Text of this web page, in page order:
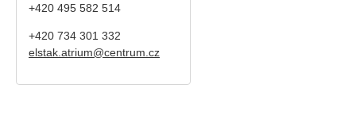
+420 495 582 514
+420 734 301 332
elstak.atrium@centrum.cz